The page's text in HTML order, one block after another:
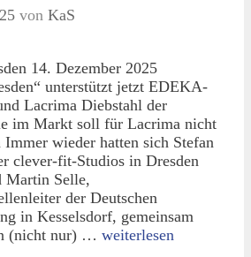
von KaS
14. Dezember 2025
unterstützt jetzt EDEKA-
Lacrima Diebstahl der
im Markt soll für Lacrima nicht
Immer wieder hatten sich Stefan
clever-fit-Studios in Dresden
Martin Selle,
der Deutschen
in Kesselsdorf, gemeinsam
(nicht nur) … weiterlesen